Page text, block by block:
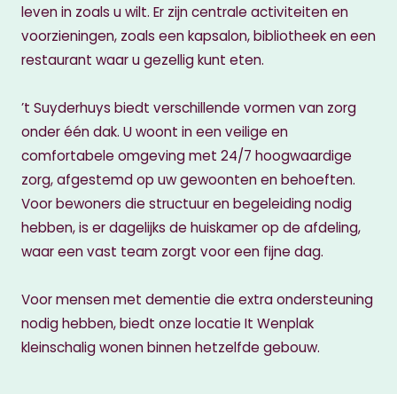
leven in zoals u wilt. Er zijn centrale activiteiten en
voorzieningen, zoals een kapsalon, bibliotheek en een
restaurant waar u gezellig kunt eten.
’t Suyderhuys biedt verschillende vormen van zorg
onder één dak. U woont in een veilige en
comfortabele omgeving met 24/7 hoogwaardige
zorg, afgestemd op uw gewoonten en behoeften.
Voor bewoners die structuur en begeleiding nodig
hebben, is er dagelijks de huiskamer op de afdeling,
waar een vast team zorgt voor een fijne dag.
Voor mensen met dementie die extra ondersteuning
nodig hebben, biedt onze locatie It Wenplak
kleinschalig wonen binnen hetzelfde gebouw.